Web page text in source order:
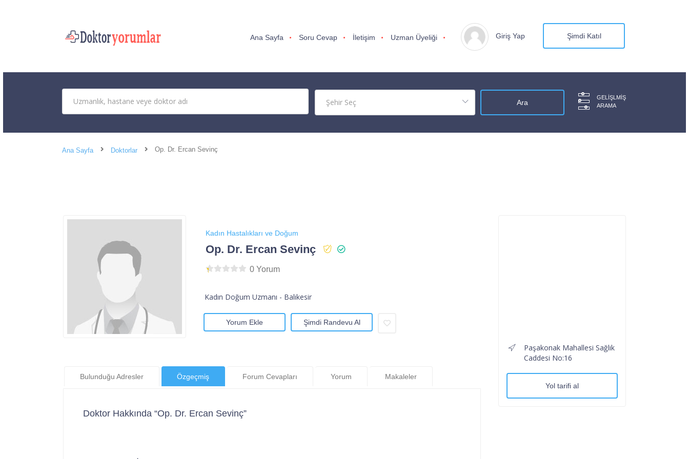
Ana Sayfa Soru Cevap İletişim Uzman Üyeliği Giriş Yap Şimdi Katıl
GELIŞLMIŞ
ARAMA
Ana Sayfa Doktorlar Op. Dr. Ercan Sevinç
Kadın Hastalıkları ve Doğum
Op. Dr. Ercan Sevinç
0 Yorum
Kadın Doğum Uzmanı - Balıkesir
Yorum Ekle Şimdi Randevu Al
Bulunduğu Adresler Özgeçmiş Forum Cevapları Yorum Makaleler
Doktor Hakkında “Op. Dr. Ercan Sevinç”
Paşakonak Mahallesi Sağlık
Caddesi No:16
Yol tarifi al